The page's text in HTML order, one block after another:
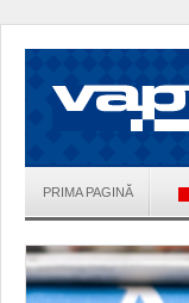
PRIMA PAGINĂ